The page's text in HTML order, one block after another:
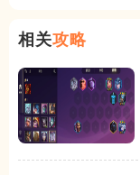
相关攻略